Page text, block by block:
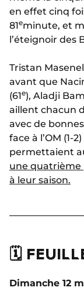
en effet cinq
81eminute, et
l’éteignoir des
Tristan
avant que
(61e), Aladji
aillent chacun
avec de
face à l’OM (1-
permettaient
une quatrième
à leur saison.
🗓️
Dimanche 12